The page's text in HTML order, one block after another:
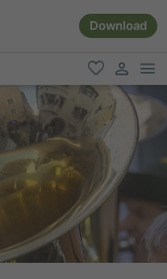
Download
favorit
user link